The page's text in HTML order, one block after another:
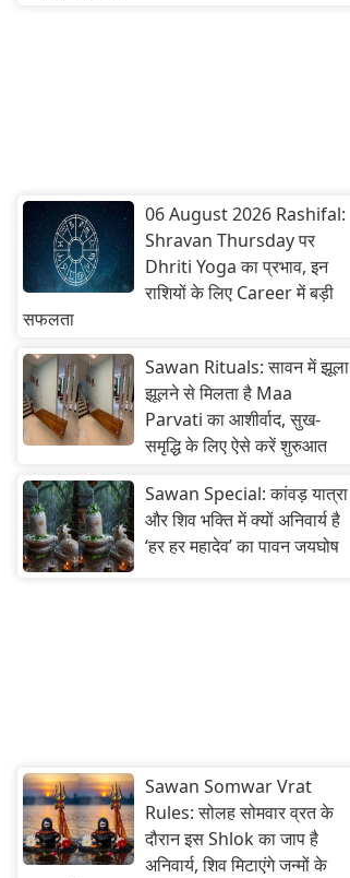
06 August 2026 Rashifal:
Shravan Thursday पर
Dhriti Yoga का प्रभाव, इन
राशियों के लिए Career में बड़ी
सफलता
Sawan Rituals: सावन में झूला
झूलने से मिलता है Maa
Parvati का आशीर्वाद, सुख-
समृद्धि के लिए ऐसे करें शुरुआत
Sawan Special: कांवड़ यात्रा
और शिव भक्ति में क्यों अनिवार्य है
‘हर हर महादेव’ का पावन जयघोष
Sawan Somwar Vrat
Rules: सोलह सोमवार व्रत के
दौरान इस Shlok का जाप है
अनिवार्य, शिव मिटाएंगे जन्मों के